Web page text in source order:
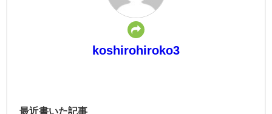
koshirohiroko3
最近書いた記事